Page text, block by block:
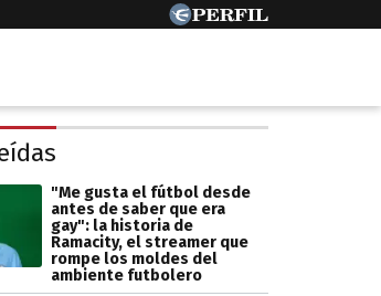
"Me gusta el fútbol desde
antes de saber que era
gay": la historia de
Ramacity, el streamer que
rompe los moldes del
ambiente futbolero